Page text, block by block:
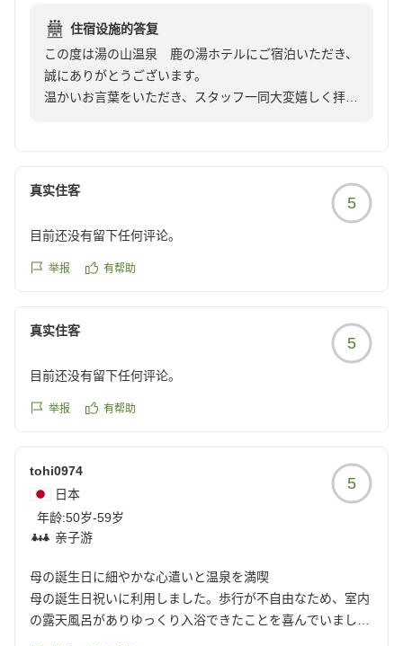
クチコミの詳細はこちらから
https://review.travel.rakuten.co.jp/hotel/voice/13536?
reviewId=33123478254340
住宿设施的答复
この度は湯の山温泉 鹿の湯ホテルにご宿泊いただき、
誠にありがとうございます。
温かいお言葉をいただき、スタッフ一同大変嬉しく拝読
き恐縮です。
特にスタッフの対応についてお褒めいただいたことは、
私たちにとって何よりの励みとなります。外国人スタッ
り感謝申し上げます。
しいことはございません。
次回お越しいただいた際にも、心から寛いでいただける
ようさらなるサービス向上に努めさせていただきます。
湯の山温泉 鹿の湯ホテル スタッフ一同
真实住客
5
目前还没有留下任何评论。
举报 有帮助
真实住客
5
目前还没有留下任何评论。
举报 有帮助
tohi0974
日本
年龄:50岁-59岁
亲子游
5
母の誕生日に細やかな心遣いと温泉を満喫
母の誕生日祝いに利用しました。歩行が不自由なため、室内
の露天風呂がありゆっくり入浴できたことを喜んでいまし